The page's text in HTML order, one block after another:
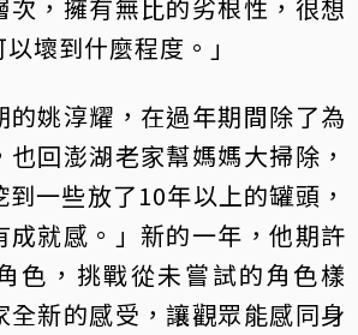
次，擁有無比的劣根性，很想
壞到什麼程度。」
的姚淳耀，在過年期間除了為
回澎湖老家幫媽媽大掃除，
一些放了10年以上的罐頭，
成就感。」新的一年，他期許
色，挑戰從未嘗試的角色樣
全新的感受，讓觀眾能感同身